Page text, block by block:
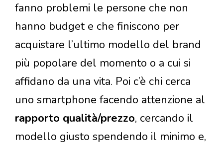
fanno problemi le persone che non
hanno budget e che finiscono per
acquistare l’ultimo modello del brand
più popolare del momento o a cui si
affidano da una vita. Poi c’è chi cerca
uno smartphone facendo attenzione al
rapporto qualità/prezzo, cercando il
modello giusto spendendo il minimo e,